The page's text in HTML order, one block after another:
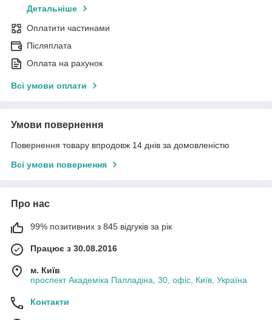
Детальніше
Оплатити частинами
Післяплата
Оплата на рахунок
Всі умови оплати
Умови повернення
Повернення товару впродовж 14 днів за домовленістю
Всі умови повернення
Про нас
99% позитивних з 845 відгуків за рік
Працює з 30.08.2016
м. Київ
проспект Академіка Палладіна, 30, офіс, Київ, Україна
Контакти